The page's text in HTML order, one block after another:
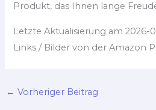
Produkt, das Ihnen lange
Letzte Aktualisierung am 2026-
Links / Bilder von der Amazon
← Vorheriger Beitrag